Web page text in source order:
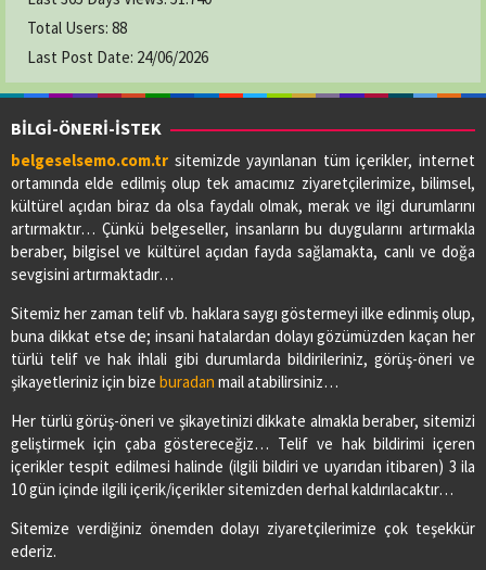
Total Users: 88
Last Post Date: 24/06/2026
BİLGİ-ÖNERİ-İSTEK
belgeselsemo.com.tr sitemizde yayınlanan tüm içerikler, internet
ortamında elde edilmiş olup tek amacımız ziyaretçilerimize, bilimsel,
kültürel açıdan biraz da olsa faydalı olmak, merak ve ilgi durumlarını
artırmaktır… Çünkü belgeseller, insanların bu duygularını artırmakla
beraber, bilgisel ve kültürel açıdan fayda sağlamakta, canlı ve doğa
sevgisini artırmaktadır…
Sitemiz her zaman telif vb. haklara saygı göstermeyi ilke edinmiş olup,
buna dikkat etse de; insani hatalardan dolayı gözümüzden kaçan her
türlü telif ve hak ihlali gibi durumlarda bildirileriniz, görüş-öneri ve
şikayetleriniz için bize buradan mail atabilirsiniz…
Her türlü görüş-öneri ve şikayetinizi dikkate almakla beraber, sitemizi
geliştirmek için çaba göstereceğiz… Telif ve hak bildirimi içeren
içerikler tespit edilmesi halinde (ilgili bildiri ve uyarıdan itibaren) 3 ila
10 gün içinde ilgili içerik/içerikler sitemizden derhal kaldırılacaktır…
Sitemize verdiğiniz önemden dolayı ziyaretçilerimize çok teşekkür
ederiz.